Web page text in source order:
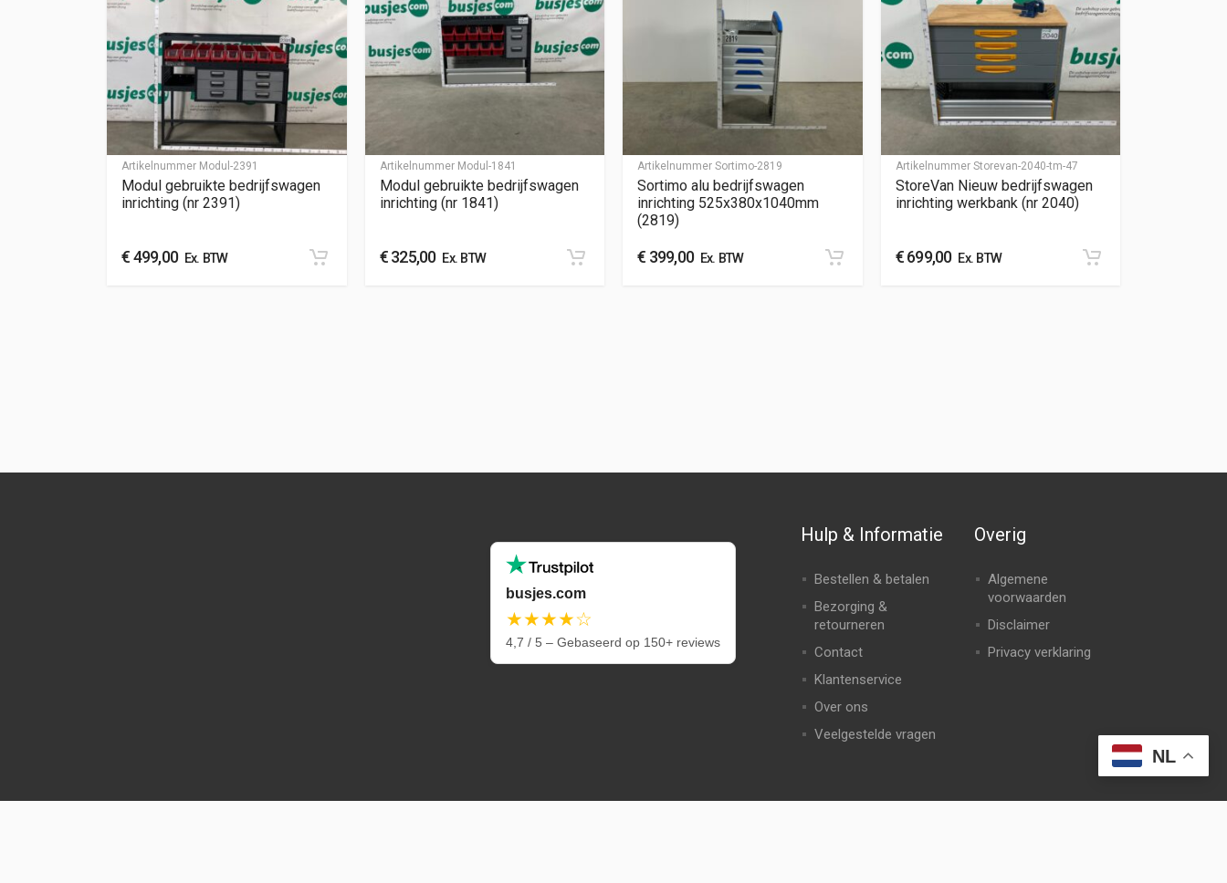
Artikelnummer Modul-2391
Modul gebruikte bedrijfswagen
inrichting (nr 2391)
€499,00Ex. BTW
Artikelnummer Modul-1841
Modul gebruikte bedrijfswagen
inrichting (nr 1841)
€325,00Ex. BTW
Artikelnummer Sortimo-2819
Sortimo alu bedrijfswagen
inrichting 525x380x1040mm
(2819)
€ 399,00Ex. BTW
Artikelnummer Storevan-2040-tm-47
StoreVan Nieuw bedrijfswagen
inrichting werkbank (nr 2040)
€699,00Ex. BTW
busjes.com
★★★★☆
4,7 / 5 – Gebaseerd op 150+ reviews
Hulp & Informatie
Bestellen & betalen
Bezorging &
retourneren
Contact
Klantenservice
Over ons
Veelgestelde vragen
Overig
Algemene
voorwaarden
Disclaimer
Privacy verklaring
NL